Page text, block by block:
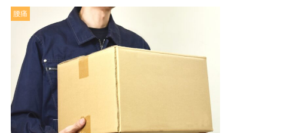
腰痛